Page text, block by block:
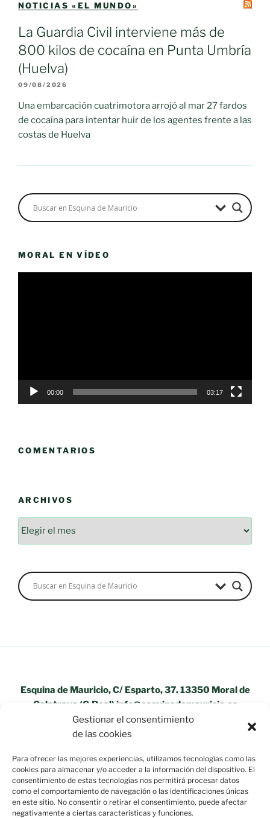
Gestionar el consentimiento
de las cookies
Para ofrecer las mejores experiencias, utilizamos tecnologías como las
cookies para almacenar y/o acceder a la información del dispositivo. El
consentimiento de estas tecnologías nos permitirá procesar datos
como el comportamiento de navegación o las identificaciones únicas
en este sitio. No consentir o retirar el consentimiento, puede afectar
negativamente a ciertas características y funciones.
NOTICIAS «EL MUNDO»
La Guardia Civil interviene más de
800 kilos de cocaína en Punta Umbría
(Huelva)
09/08/2026
Una embarcación cuatrimotora arrojó al mar 27 fardos
de cocaína para intentar huir de los agentes frente a las
costas de Huelva
MORAL EN VÍDEO
00:00 03:17
COMENTARIOS
ARCHIVOS
Esquina de Mauricio, C/ Esparto, 37. 13350 Moral de
Calatrava (C.Real) info@esquinademauricio.es
«Aviso Legal»